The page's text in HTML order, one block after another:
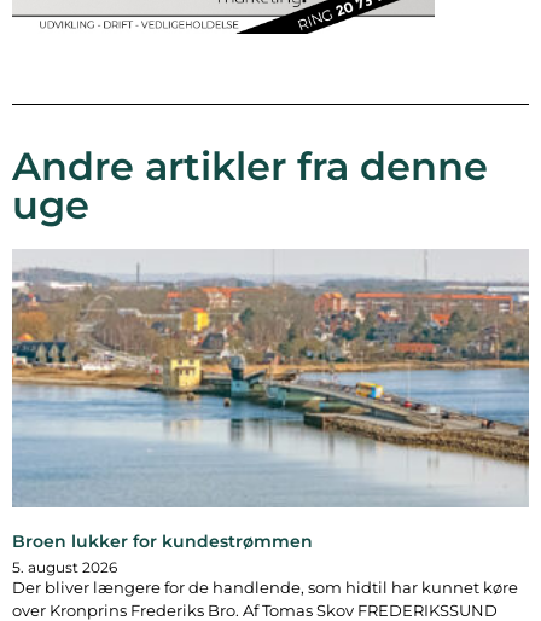
Andre artikler fra denne
uge
Broen lukker for kundestrømmen
5. august 2026
Der bliver længere for de handlende, som hidtil har kunnet køre
over Kronprins Frederiks Bro. Af Tomas Skov FREDERIKSSUND